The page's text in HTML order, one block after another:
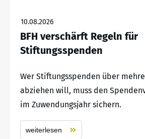
10.08.2026
BFH verschärft Regeln für
Stiftungsspenden
Wer Stiftungsspenden über
abziehen will, muss den
im Zuwendungsjahr sichern.
weiterlesen